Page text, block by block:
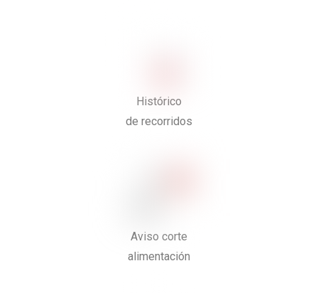
Histórico
de recorridos
Aviso corte
alimentación